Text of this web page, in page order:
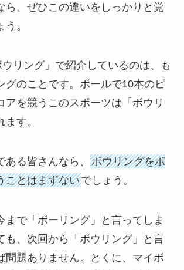
ら、ぜひこの違いをしっかりと覚
。
ウリング」で紹介しているのは、も
グのことです。ボールで10本のピ
アを競うこのスポーツは「ボウリ
す。
る皆さんなら、 ボウリングをボ
ことはまずないでしょう。
まで「ボーリング」と言ってしま
も、次回から「ボウリング」と言
問題ありません。とくに、マイボ